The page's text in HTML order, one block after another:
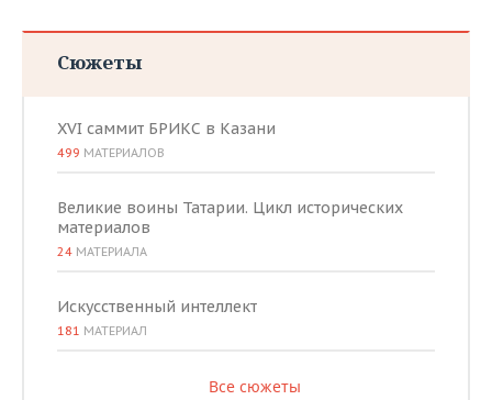
Сюжеты
XVI саммит БРИКС в Казани
499 МАТЕРИАЛОВ
Великие воины Татарии. Цикл исторических
материалов
24 МАТЕРИАЛА
Искусственный интеллект
181 МАТЕРИАЛ
Все сюжеты